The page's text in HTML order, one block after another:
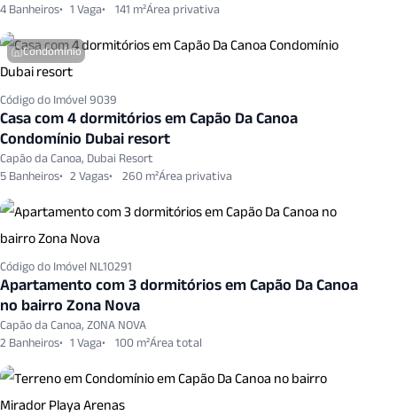
4 Banheiros
1 Vaga 141 m²
Condomínio
Código do Imóvel 9039
Casa com 4 dormitórios em Capão Da Canoa
Condomínio Dubai resort
Capão da Canoa, Dubai Resort
5 Banheiros
2 Vagas 260 m²
Código do Imóvel NL10291
Apartamento com 3 dormitórios em Capão Da Canoa
no bairro Zona Nova
Capão da Canoa, ZONA NOVA
2 Banheiros
1 Vaga 100 m²